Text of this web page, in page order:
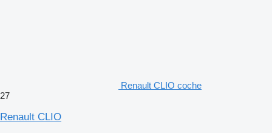
Renault CLIO coche
27
Renault CLIO